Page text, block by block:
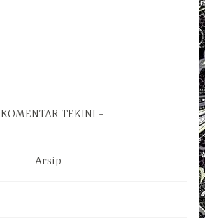
KOMENTAR TEKINI
Arsip